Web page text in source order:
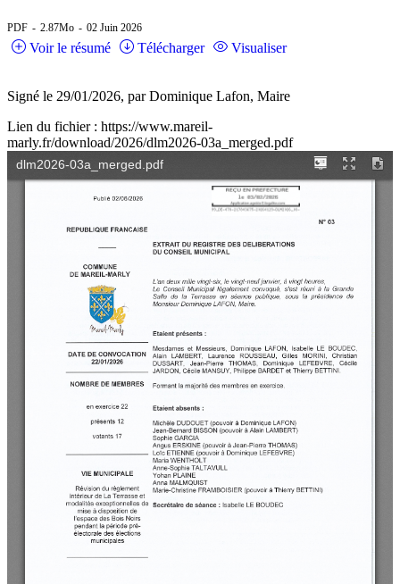
PDF 2.87Mo 02 Juin 2026
Voir le résumé Télécharger Visualiser
Signé le 29/01/2026, par Dominique Lafon, Maire
Lien du fichier : https://www.mareil-
marly.fr/download/2026/dlm2026-03a_merged.pdf